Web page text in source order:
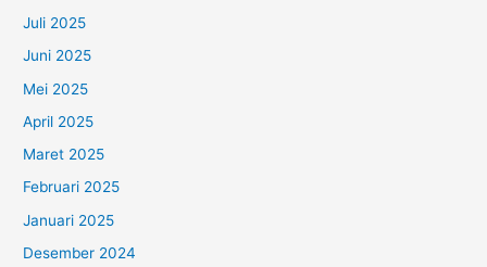
Juli 2025
Juni 2025
Mei 2025
April 2025
Maret 2025
Februari 2025
Januari 2025
Desember 2024